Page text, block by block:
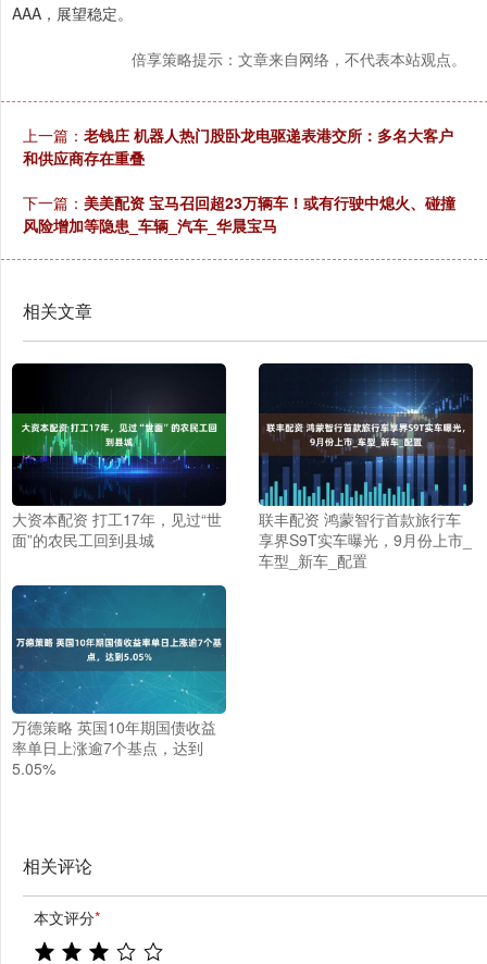
AAA，展望稳定。
倍享策略提示：文章来自网络，不代表本站观点。
上一篇： 老钱庄 机器人热门股卧龙电驱递表港交所：多名大客户
和供应商存在重叠
下一篇： 美美配资 宝马召回超23万辆车！或有行驶中熄火、碰撞
风险增加等隐患_车辆_汽车_华晨宝马
相关文章
大资本配资 打工17年，见过“世
面”的农民工回到县城
联丰配资 鸿蒙智行首款旅行车
享界S9T实车曝光，9月份上市_
车型_新车_配置
万德策略 英国10年期国债收益
率单日上涨逾7个基点，达到
5.05%
相关评论
本文评分*